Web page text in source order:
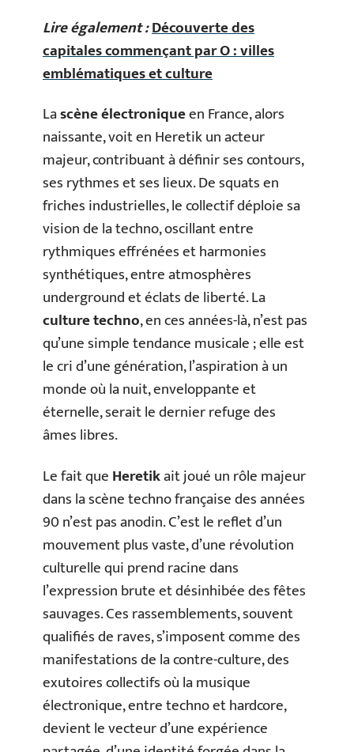
Lire également :Découverte des
capitales commençant par O : villes
emblématiques et culture
Lascène électroniqueen France, alors
naissante, voit en Heretik un acteur
majeur, contribuant à définir ses contours,
ses rythmes et ses lieux. De squats en
friches industrielles, le collectif déploie sa
vision de la techno, oscillant entre
rythmiques effrénées et harmonies
synthétiques, entre atmosphères
underground et éclats de liberté. La
culture techno, en ces années-là, n’est pas
qu’une simple tendance musicale ; elle est
le cri d’une génération, l’aspiration à un
monde où la nuit, enveloppante et
éternelle, serait le dernier refuge des
âmes libres.
Le fait queHeretikait joué un rôle majeur
dans la scène techno française des années
90 n’est pas anodin. C’est le reflet d’un
mouvement plus vaste, d’une révolution
culturelle qui prend racine dans
l’expression brute et désinhibée des fêtes
sauvages. Ces rassemblements, souvent
qualifiés de raves, s’imposent comme des
manifestations de la contre-culture, des
exutoires collectifs où la musique
électronique, entre techno et hardcore,
devient le vecteur d’une expérience